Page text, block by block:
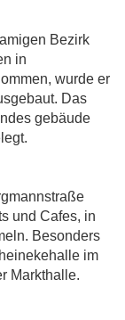
Bezirk
in
wurde er
Das
gebäude
und Cafes, in
Besonders
im
Markthalle.